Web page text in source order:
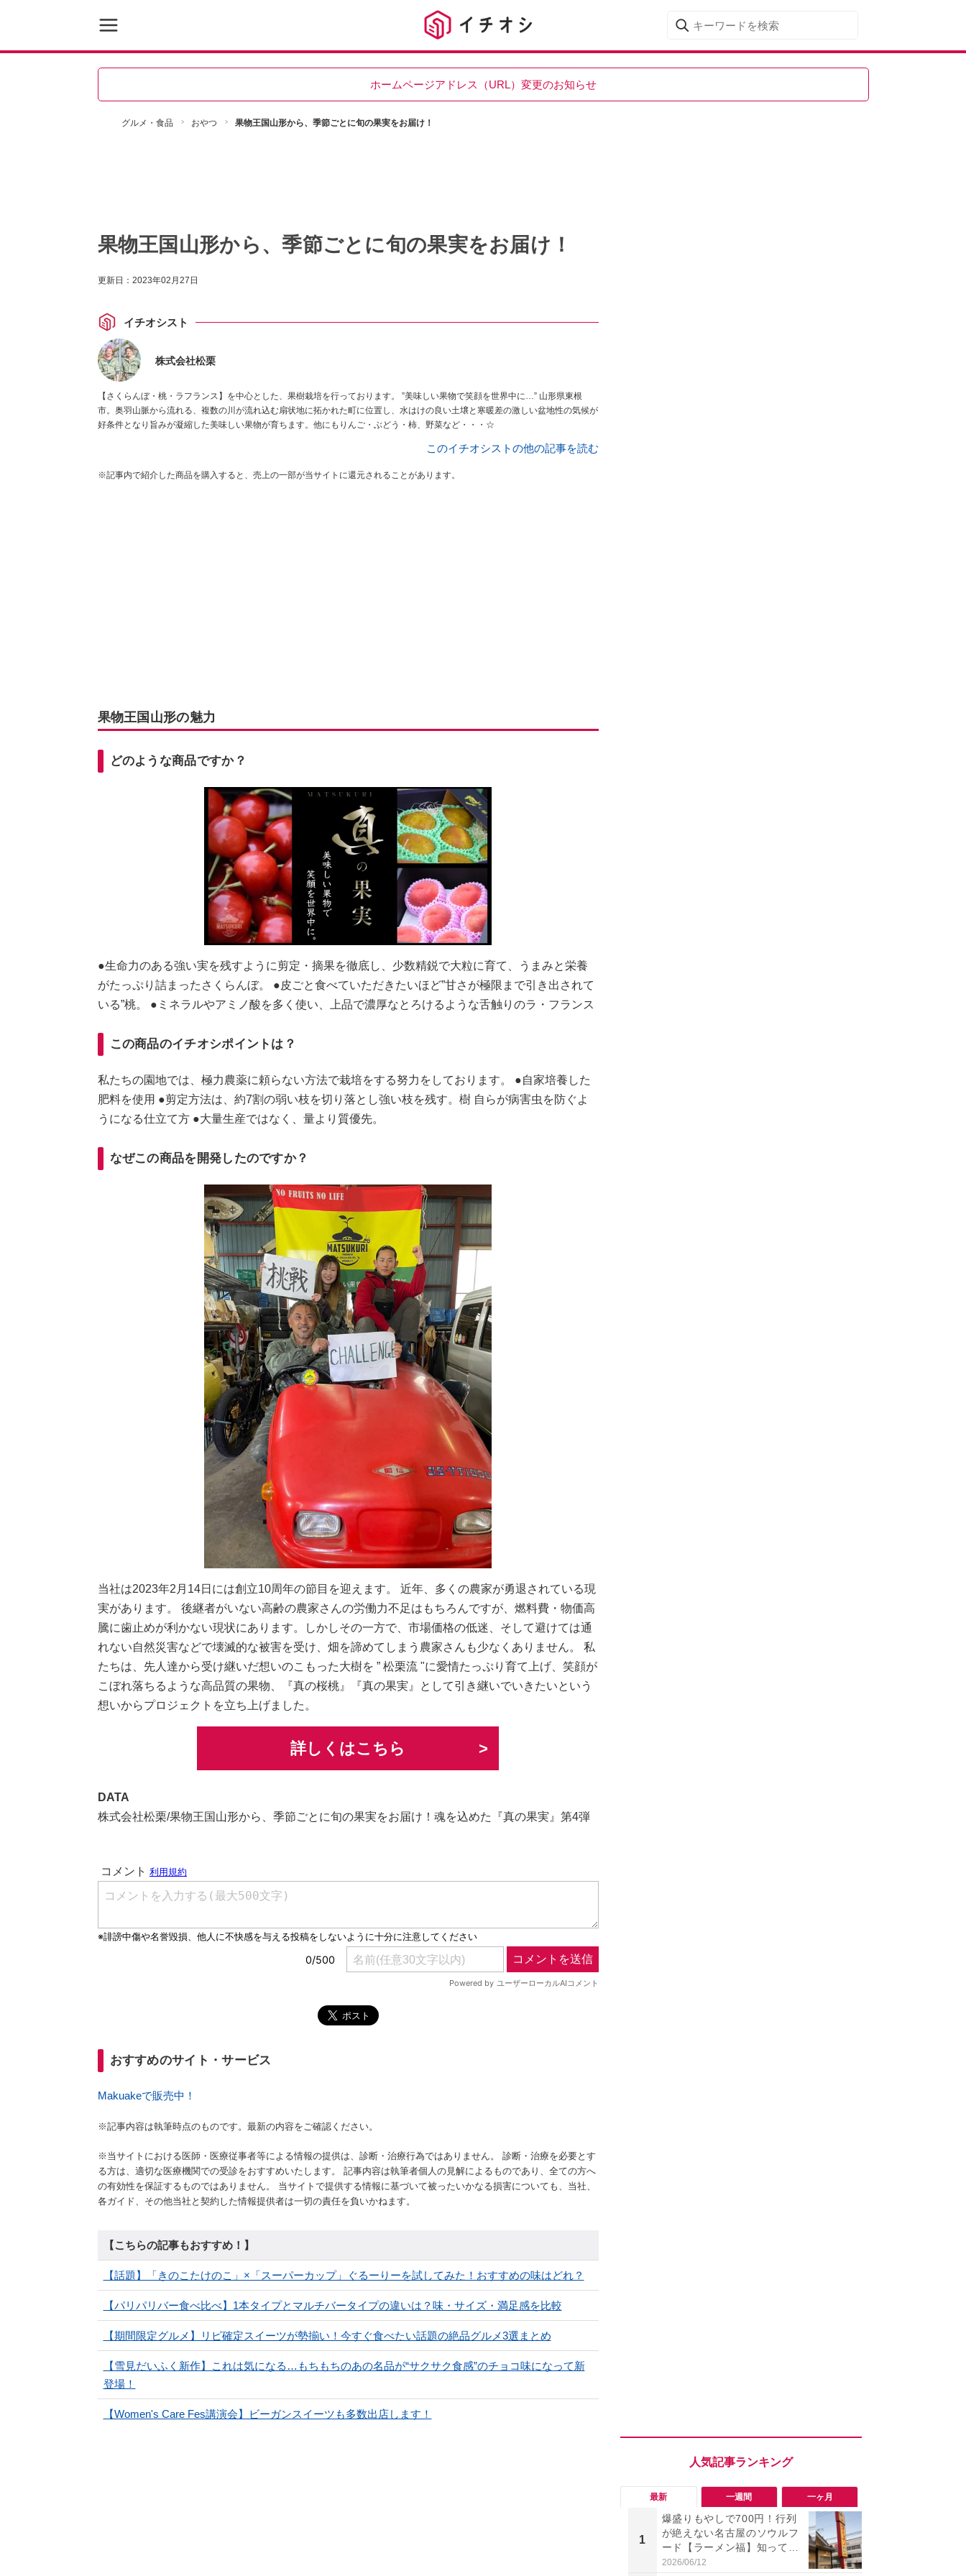
ホームページアドレス（URL）変更のお知らせ
グルメ・食品 おやつ 果物王国山形から、季節ごとに旬の果実をお届け！
果物王国山形から、季節ごとに旬の果実をお届け！
更新日： 2023年02月27日
イチオシスト
株式会社松栗
【さくらんぼ・桃・ラフランス】を中心とした、果樹栽培を行っております。 ”美味しい果物で笑顔を世界中に…” 山形県東根
市。奥羽山脈から流れる、複数の川が流れ込む扇状地に拓かれた町に位置し、水はけの良い土壌と寒暖差の激しい盆地性の気候が
好条件となり旨みが凝縮した美味しい果物が育ちます。他にもりんご・ぶどう・柿、野菜など・・・☆
このイチオシストの他の記事を読む
※記事内で紹介した商品を購入すると、売上の一部が当サイトに還元されることがあります。
果物王国山形の魅力
どのような商品ですか？
●生命力のある強い実を残すように剪定・摘果を徹底し、少数精鋭で大粒に育て、うまみと栄養
がたっぷり詰まったさくらんぼ。 ●皮ごと食べていただきたいほど”甘さが極限まで引き出されて
いる”桃。 ●ミネラルやアミノ酸を多く使い、上品で濃厚なとろけるような舌触りのラ・フランス
この商品のイチオシポイントは？
私たちの園地では、極力農薬に頼らない方法で栽培をする努力をしております。 ●自家培養した
肥料を使用 ●剪定方法は、約7割の弱い枝を切り落とし強い枝を残す。樹 自らが病害虫を防ぐよ
うになる仕立て方 ●大量生産ではなく、量より質優先。
なぜこの商品を開発したのですか？
当社は2023年2月14日には創立10周年の節目を迎えます。 近年、多くの農家が勇退されている現
実があります。 後継者がいない高齢の農家さんの労働力不足はもちろんですが、燃料費・物価高
騰に歯止めが利かない現状にあります。しかしその一方で、市場価格の低迷、そして避けては通
れない自然災害などで壊滅的な被害を受け、畑を諦めてしまう農家さんも少なくありません。 私
たちは、先人達から受け継いだ想いのこもった大樹を ” 松栗流 "に愛情たっぷり育て上げ、笑顔が
こぼれ落ちるような高品質の果物、『真の桜桃』『真の果実』として引き継いでいきたいという
想いからプロジェクトを立ち上げました。
詳しくはこちら
DATA
株式会社松栗/果物王国山形から、季節ごとに旬の果実をお届け！魂を込めた『真の果実』第4弾
おすすめのサイト・サービス
Makuakeで販売中！
※記事内容は執筆時点のものです。最新の内容をご確認ください。
※当サイトにおける医師・医療従事者等による情報の提供は、診断・治療行為ではありません。 診断・治療を必要とす
る方は、適切な医療機関での受診をおすすめいたします。 記事内容は執筆者個人の見解によるものであり、全ての方へ
の有効性を保証するものではありません。 当サイトで提供する情報に基づいて被ったいかなる損害についても、当社、
各ガイド、その他当社と契約した情報提供者は一切の責任を負いかねます。
【こちらの記事もおすすめ！】
【話題】「きのこたけのこ」×「スーパーカップ」ぐるーりーを試してみた！おすすめの味はどれ？
【パリパリバー食べ比べ】1本タイプとマルチバータイプの違いは？味・サイズ・満足感を比較
【期間限定グルメ】リピ確定スイーツが勢揃い！今すぐ食べたい話題の絶品グルメ3選まとめ
【雪見だいふく新作】これは気になる…もちもちのあの名品が“サクサク食感”のチョコ味になって新
登場！
【Women's Care Fes講演会】ビーガンスイーツも多数出店します！
最新 一週間 一ヶ月
1
爆盛りもやしで700円！行列
が絶えない名古屋のソウルフ
ード【ラーメン福】知って
る？
2026/06/12